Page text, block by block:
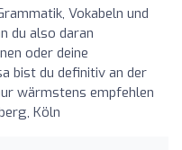
Vokabeln und
du also daran
oder deine
bist du definitiv an der
wärmstens empfehlen
Köln